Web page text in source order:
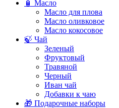
🧴 Масло
Масло для плова
Масло оливковое
Масло кокосовое
🍃 Чай
Зеленый
Фруктовый
Травяной
Черный
Иван чай
Добавки к чаю
🎁 Подарочные наборы